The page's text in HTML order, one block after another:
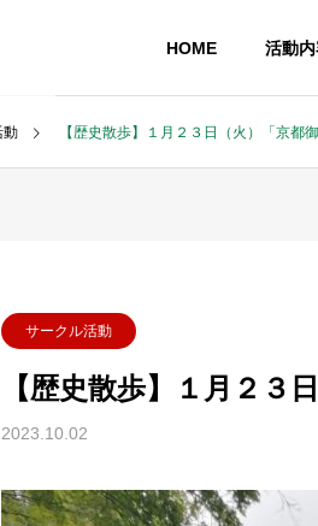
HOME 活動
動 【歴史散歩】１月２３日（火）「京都
サークル活動
【歴史散歩】１月２３
2023.10.02